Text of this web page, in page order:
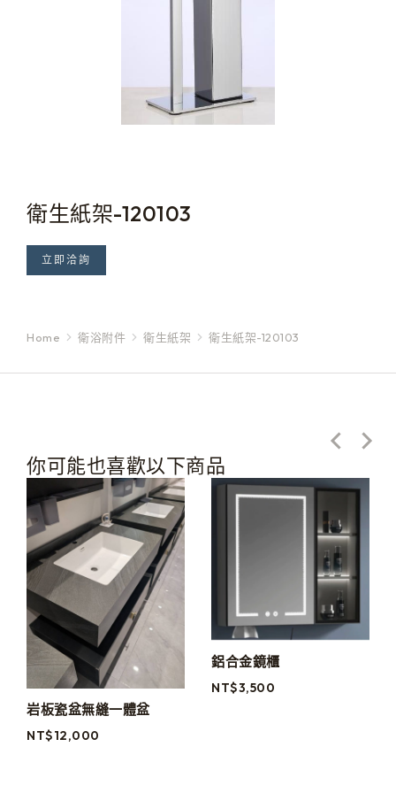
衛生紙架-120103
立即洽詢
You are here:
Home 衛浴附件 衛生紙架 衛生紙架-120103
你可能也喜歡以下商品
岩板瓷盆無縫一體盆
NT$12,000
鋁合金鏡櫃
NT$3,500